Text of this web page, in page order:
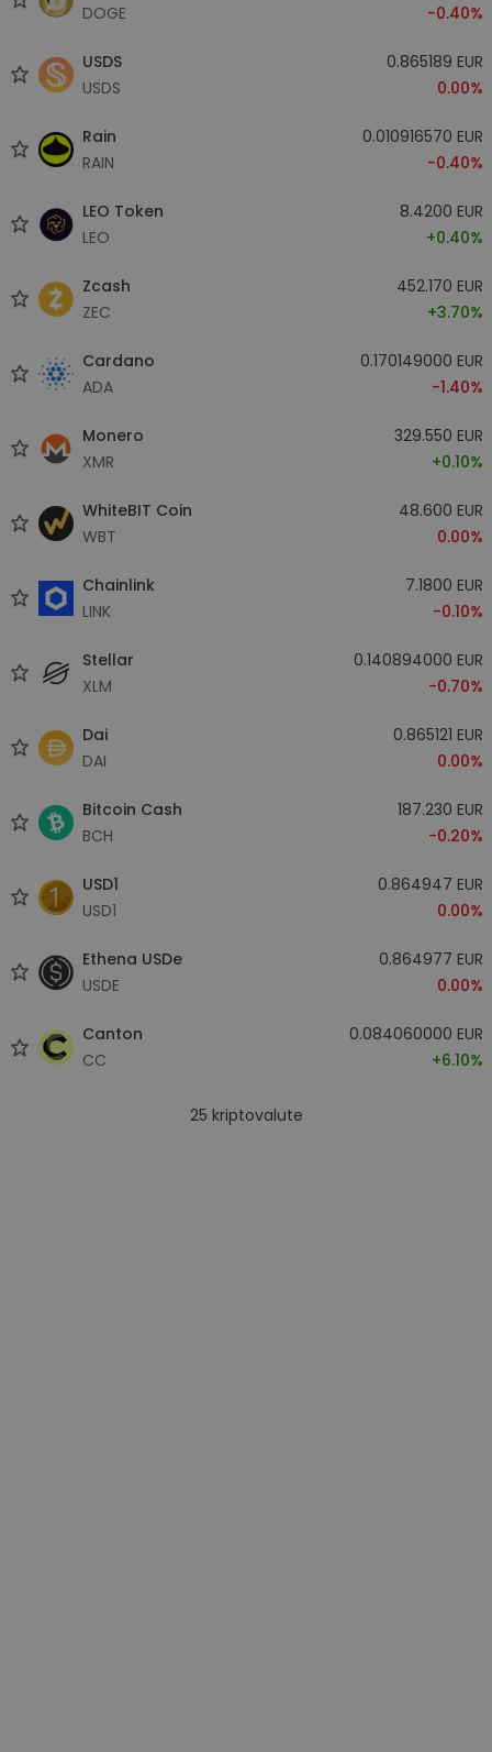
DOGE
-0.40%
USDS
USDS
0.865189 EUR
0.00%
Rain
RAIN
0.010916570 EUR
-0.40%
LEO Token
LEO
8.4200 EUR
+0.40%
Zcash
ZEC
452.170 EUR
+3.70%
Cardano
ADA
0.170149000 EUR
-1.40%
Monero
XMR
329.550 EUR
+0.10%
WhiteBIT Coin
WBT
48.600 EUR
0.00%
Chainlink
LINK
7.1800 EUR
-0.10%
Stellar
XLM
0.140894000 EUR
-0.70%
Dai
DAI
0.865121 EUR
0.00%
Bitcoin Cash
BCH
187.230 EUR
-0.20%
USD1
USD1
0.864947 EUR
0.00%
Ethena USDe
USDE
0.864977 EUR
0.00%
Canton
CC
0.084060000 EUR
+6.10%
25 kriptovalute